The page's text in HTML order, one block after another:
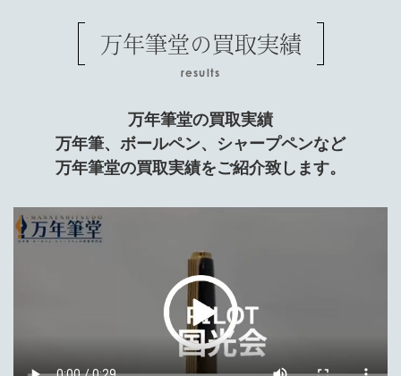
万年筆堂の買取実績
results
万年筆堂の買取実績
万年筆、ボールペン、シャープペンなど
万年筆堂の買取実績をご紹介致します。